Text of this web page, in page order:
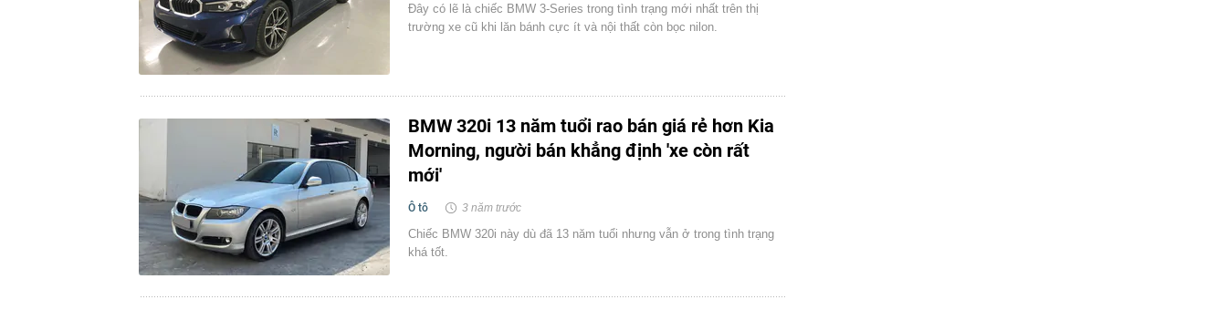
Đây có lẽ là chiếc BMW 3-Series trong tình trạng mới nhất trên thị
trường xe cũ khi lăn bánh cực ít và nội thất còn bọc nilon.
BMW 320i 13 năm tuổi rao bán giá rẻ hơn Kia
Morning, người bán khẳng định 'xe còn rất
mới'
Ô tô 3 năm trước
Chiếc BMW 320i này dù đã 13 năm tuổi nhưng vẫn ở trong tình trạng
khá tốt.